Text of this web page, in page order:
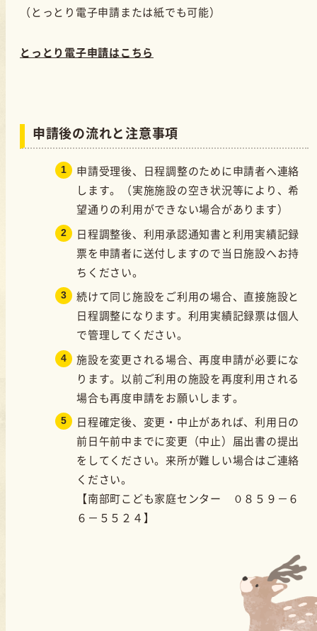
（とっとり電子申請または紙でも可能）
とっとり電子申請はこちら
申請後の流れと注意事項
申請受理後、日程調整のために申請者へ連絡
します。（実施施設の空き状況等により、希
望通りの利用ができない場合があります）
日程調整後、利用承認通知書と利用実績記録
票を申請者に送付しますので当日施設へお持
ちください。
続けて同じ施設をご利用の場合、直接施設と
日程調整になります。利用実績記録票は個人
で管理してください。
施設を変更される場合、再度申請が必要にな
ります。以前ご利用の施設を再度利用される
場合も再度申請をお願いします。
日程確定後、変更・中止があれば、利用日の
前日午前中までに変更（中止）届出書の提出
をしてください。来所が難しい場合はご連絡
ください。
【南部町こども家庭センター ０８５９－６
６－５５２４】